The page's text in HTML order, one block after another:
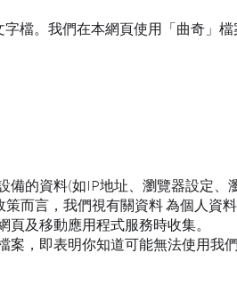
檔。我們在本網頁使用「曲奇」
備的資料(如IP地址、瀏覽器設定、
而言，我們視有關資料 為個人資
及移動應用程式服務時收集。
案，即表明你知道可能無法使用我